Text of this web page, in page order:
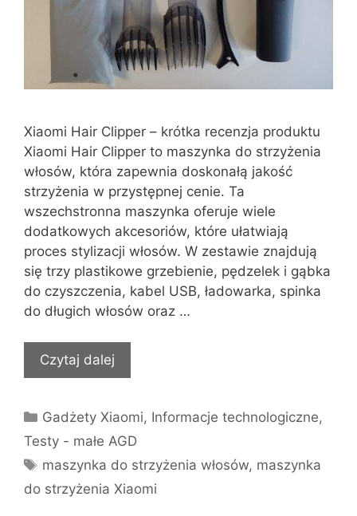
Xiaomi Hair Clipper – krótka recenzja produktu
Xiaomi Hair Clipper to maszynka do strzyżenia
włosów, która zapewnia doskonałą jakość
strzyżenia w przystępnej cenie. Ta
wszechstronna maszynka oferuje wiele
dodatkowych akcesoriów, które ułatwiają
proces stylizacji włosów. W zestawie znajdują
się trzy plastikowe grzebienie, pędzelek i gąbka
do czyszczenia, kabel USB, ładowarka, spinka
do długich włosów oraz …
Czytaj dalej
Kategorie
Gadżety Xiaomi, Informacje technologiczne,
Testy - małe AGD
Tagi
maszynka do strzyżenia włosów, maszynka
do strzyżenia Xiaomi